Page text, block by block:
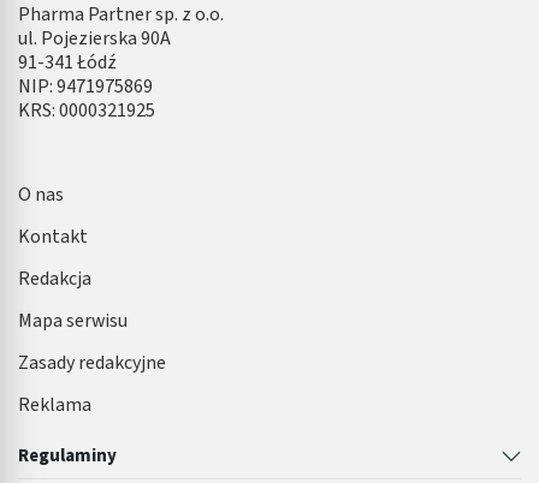
Pharma Partner sp. z o.o.
ul. Pojezierska 90A
91-341 Łódź
NIP: 9471975869
KRS: 0000321925
Regulaminy
O nas
Kontakt
Redakcja
Mapa serwisu
Zasady redakcyjne
Reklama